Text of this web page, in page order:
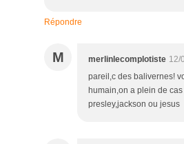
Répondre
M merlinlecomplotiste 12/
pareil,c des balivernes!
humain,on a plein de
presley,jackson ou jesus